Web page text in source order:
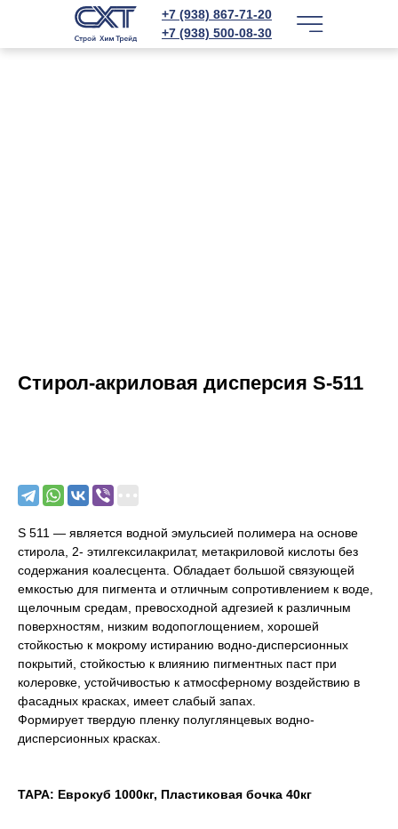
+7 (938) 867-71-20
+7 (938) 500-08-30
Стирол-акриловая дисперсия S-511
S 511 — является водной эмульсией полимера на основе
стирола, 2- этилгексилакрилат, метакриловой кислоты без
содержания коалесцента. Обладает большой связующей
емкостью для пигмента и отличным сопротивлением к воде,
щелочным средам, превосходной адгезией к различным
поверхностям, низким водопоглощением, хорошей
стойкостью к мокрому истиранию водно-дисперсионных
покрытий, стойкостью к влиянию пигментных паст при
колеровке, устойчивостью к атмосферному воздействию в
фасадных красках, имеет слабый запах.
Формирует твердую пленку полуглянцевых водно-
дисперсионных красках.
ТАРА: Еврокуб 1000кг, Пластиковая бочка 40кг